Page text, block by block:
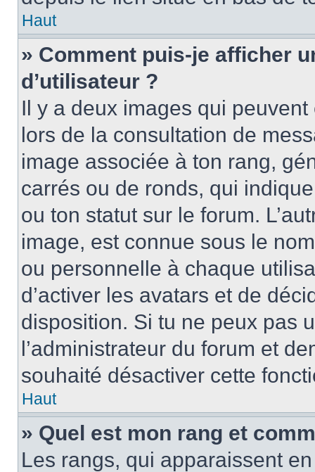
Haut
» Comment puis-je afficher
d’utilisateur ?
Il y a deux images qui
lors de la consultation de
image associée à ton rang,
carrés ou de ronds, qui
ou ton statut sur le forum.
image, est connue sous le
ou personnelle à chaque
d’activer les avatars et de
disposition. Si tu ne peux pas
l’administrateur du forum et
souhaité désactiver cette
Haut
» Quel est mon rang et
Les rangs, qui apparaissent